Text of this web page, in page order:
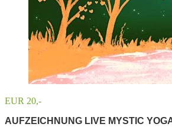
EUR 20,-
AUFZEICHNUNG LIVE MYSTIC